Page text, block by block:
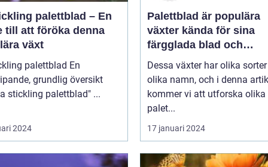
palettblad – En
till att föröka denna
växt
palettblad En
grundlig översikt
över "ta stickling palettblad" ...
2024
Palettblad är populära
växter kända för sina
färgglada blad och
dekorativa utseende
Dessa växter har olika
olika namn, och i denna
kommer vi att utforska olika
palet...
17 januari 2024